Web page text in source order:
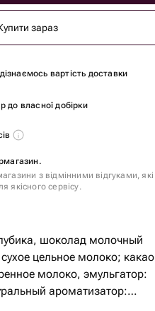
зараз
вартість доставки
до власної добірки
з відмінними відгуками, які
якісного сервісу.
шоколад молочный
цельное молоко; какао
молоко, эмульгатор:
ароматизатор: